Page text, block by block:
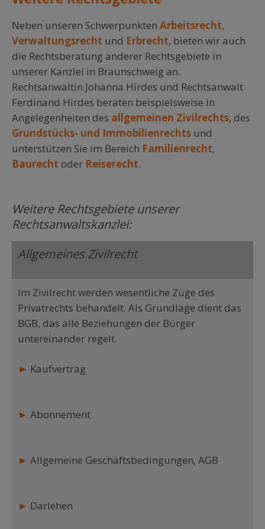
Neben unseren Schwerpunkten Arbeitsrecht,
Verwaltungsrecht und Erbrecht, bieten wir auch
die Rechtsberatung anderer Rechtsgebiete in
unserer Kanzlei in Braunschweig an.
Rechtsanwältin Johanna Hirdes und Rechtsanwalt
Ferdinand Hirdes beraten beispielsweise in
Angelegenheiten des allgemeinen Zivilrechts, des
Grundstücks- und Immobilienrechts und
unterstützen Sie im Bereich Familienrecht,
Baurecht oder Reiserecht.
Weitere Rechtsgebiete unserer
Rechtsanwaltskanzlei:
Allgemeines Zivilrecht
Im Zivilrecht werden wesentliche Züge des
Privatrechts behandelt. Als Grundlage dient das
BGB, das alle Beziehungen der Bürger
untereinander regelt.
► Kaufvertrag
► Abonnement
► Allgemeine Geschäftsbedingungen, AGB
► Darlehen